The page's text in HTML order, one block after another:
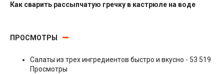
Как сварить рассыпчатую гречку в кастрюле на воде
ПРОСМОТРЫ
Салаты из трех ингредиентов быстро и вкусно - 53 519
Просмотры